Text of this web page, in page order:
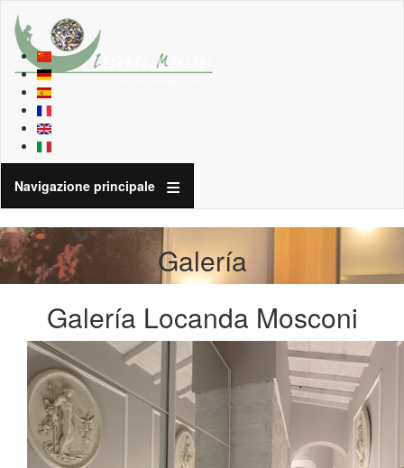
Navigazione principale
Galería
Galería Locanda Mosconi